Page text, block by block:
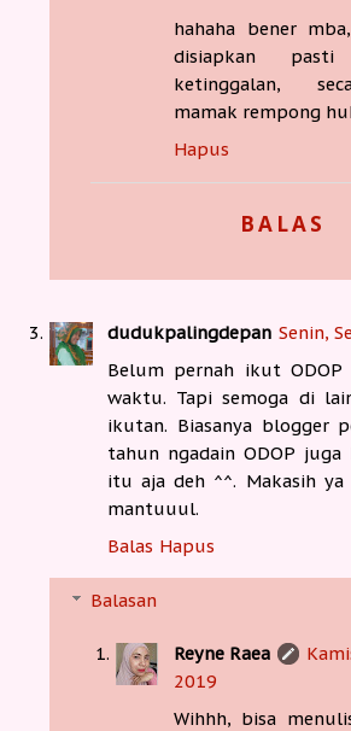
hahaha bener
disiapkan
ketinggalan,
mamak rempong
Hapus
BALAS
dudukpalingdepan Senin,
Belum pernah ikut ODOP
waktu. Tapi semoga di
ikutan. Biasanya blogger
tahun ngadain ODOP juga
itu aja deh ^^. Makasih ya
mantuuul.
Balas Hapus
Balasan
Reyne Raea
2019
Wihhh, bisa